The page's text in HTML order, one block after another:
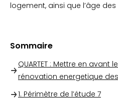
logement, ainsi que l’âge
Sommaire
QUARTET : Mettre en
rénovation energetique
1. Périmètre de l’étude 7